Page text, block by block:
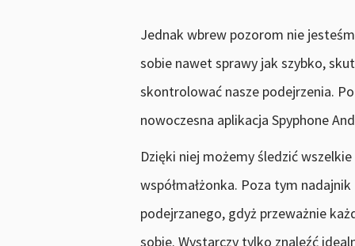
Jednak wbrew pozorom nie
sobie nawet sprawy jak szybko,
skontrolować nasze podejrzenia.
nowoczesna aplikacja Spyphone
Dzięki niej możemy śledzić
współmałżonka. Poza tym
podejrzanego, gdyż przeważnie
sobie. Wystarczy tylko znaleźć